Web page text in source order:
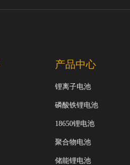
产品中心
锂离子电池
磷酸铁锂电池
18650锂电池
聚合物电池
储能锂电池